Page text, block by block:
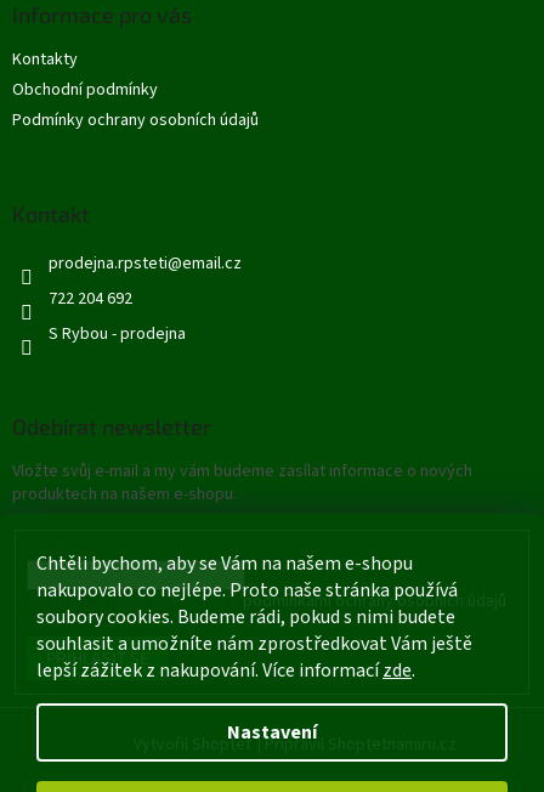
Chtěli bychom, aby se Vám na našem e-shopu
nakupovalo co nejlépe. Proto naše stránka používá
soubory cookies. Budeme rádi, pokud s nimi budete
souhlasit a umožníte nám zprostředkovat Vám ještě
lepší zážitek z nakupování. Více informacízde.
Nastavení
Informace pro vás
Kontakty
Obchodní podmínky
Podmínky ochrany osobních údajů
Kontakt
prodejna.rpsteti@email.cz
722 204 692
S Rybou - prodejna
Odebírat newsletter
Vložte svůj e-mail a my vám budeme zasílat informace o nových
produktech na našem e-shopu.
Vložením e-mailu souhlasíte s podmínkami ochrany osobních údajů
PŘIHLÁSIT SE
Vytvořil Shoptet |Připravil Shoptetnamiru.cz